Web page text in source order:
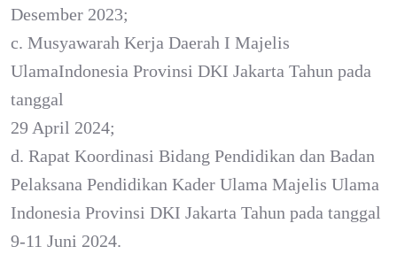
Desember 2023;
c. Musyawarah Kerja Daerah I Majelis
UlamaIndonesia Provinsi DKI Jakarta Tahun pada
tanggal
29 April 2024;
d. Rapat Koordinasi Bidang Pendidikan dan Badan
Pelaksana Pendidikan Kader Ulama Majelis Ulama
Indonesia Provinsi DKI Jakarta Tahun pada tanggal
9-11 Juni 2024.